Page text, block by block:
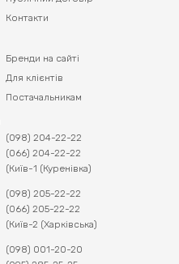
Контакти
Бренди на сайті
Для клієнтів
Постачальникам
(098) 204-22-22
(066) 204-22-22
(Київ-1 (Куренівка)
(098) 205-22-22
(066) 205-22-22
(Київ-2 (Харківська)
(098) 001-20-20